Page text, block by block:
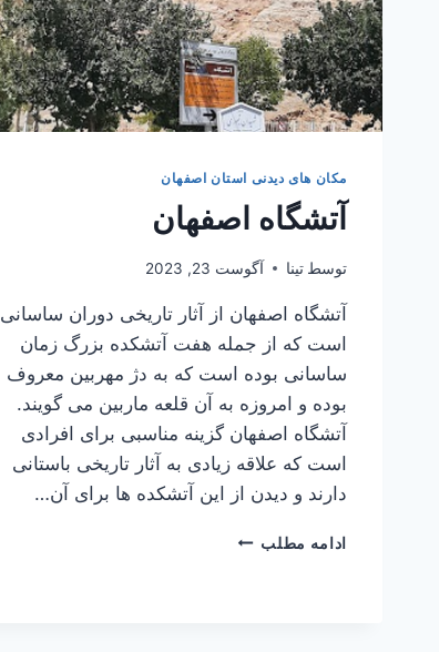
مکان های دیدنی استان اصفهان
آتشگاه اصفهان
توسط تینا آگوست 23, 2023
آتشگاه اصفهان از آثار تاریخی دوران ساسانی
است که از جمله هفت آتشکده بزرگ زمان
ساسانی بوده است که به دژ مهربین معروف
بوده و امروزه به آن قلعه ماربین می گویند.
آتشگاه اصفهان گزینه مناسبی برای افرادی
است که علاقه زیادی به آثار تاریخی باستانی
دارند و دیدن از این آتشکده ها برای آن…
ادامه مطلب آتشگاه